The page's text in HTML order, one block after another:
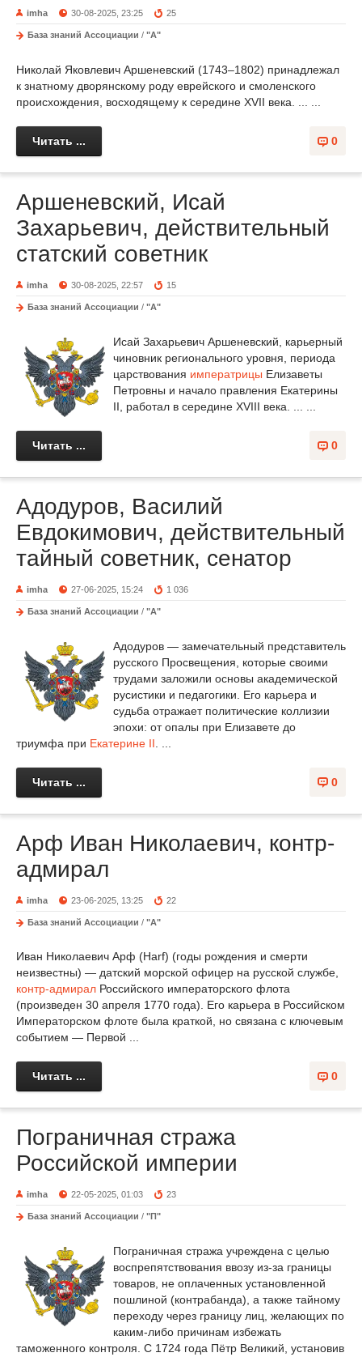
imha 30-08-2025, 23:25 25
База знаний Ассоциации / "А"
Николай Яковлевич Аршеневский (1743–1802) принадлежал
к знатному дворянскому роду еврейского и смоленского
происхождения, восходящему к середине XVII века. ... ...
0
Читать ...
Аршеневский, Исай
Захарьевич, действительный
статский советник
imha 30-08-2025, 22:57 15
База знаний Ассоциации / "А"
Исай Захарьевич Аршеневский, карьерный
чиновник регионального уровня, периода
царствования императрицы Елизаветы
Петровны и начало правления Екатерины
II, работал в середине XVIII века. ... ...
0
Читать ...
Адодуров, Василий
Евдокимович, действительный
тайный советник, сенатор
imha 27-06-2025, 15:24 1 036
База знаний Ассоциации / "А"
Адодуров — замечательный представитель
русского Просвещения, которые своими
трудами заложили основы академической
русистики и педагогики. Его карьера и
судьба отражает политические коллизии
эпохи: от опалы при Елизавете до
триумфа при Екатерине II
0
Читать ...
Арф Иван Николаевич, контр-
адмирал
imha 23-06-2025, 13:25 22
База знаний Ассоциации / "А"
Иван Николаевич Арф (Harf) (годы рождения и смерти
неизвестны) — датский морской офицер на русской службе,
контр-адмирал Российского императорского флота
(произведен 30 апреля 1770 года). Его карьера в Российском
Императорском флоте была краткой, но связана с ключевым
событием — Первой ...
0
Читать ...
Пограничная стража
Российской империи
imha 22-05-2025, 01:03 23
База знаний Ассоциации / "П"
Пограничная стража учреждена с целью
воспрепятствования ввозу из-за границы
товаров, не оплаченных установленной
пошлиной (контрабанда), а также тайному
переходу через границу лиц, желающих по
каким-либо причинам избежать
таможенного контроля. С 1724 года Пётр Великий, установив